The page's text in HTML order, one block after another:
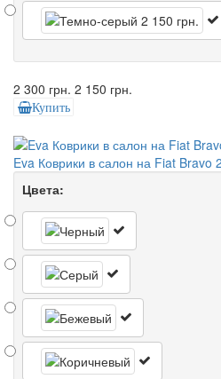
2 300 грн. 2 150 грн.
Купить
Eva Коврики в салон на Fiat Bravo
Цвета: